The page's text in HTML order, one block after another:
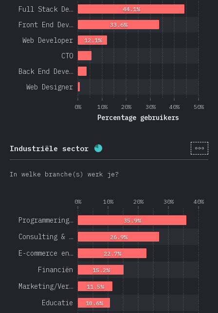
0% 10% 20% 30% 40% 50%
Percentage gebruikers
Web Designer
Back End Deve…
CTO
Web Developer
Front End Dev…
Full Stack De…
12.1%
33.6%
44.1%
Industriële sector Voltooiingspercentage: 78.1
[nl-
In welke branche(s) werk je?
0% 10% 20% 30% 40%
Educatie
Marketing/Ver…
Financiën
E-commerce en…
Consulting & …
Programmering…
10.6%
11.5%
15.2%
22.7%
26.9%
35.9%